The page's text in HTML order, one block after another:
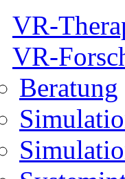
VR-
VR-
Beratung